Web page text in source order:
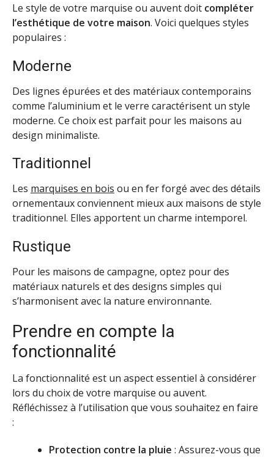
Le style de votre marquise ou auvent doit compléter
l’esthétique de votre maison. Voici quelques styles
populaires :
Moderne
Des lignes épurées et des matériaux contemporains
comme l’aluminium et le verre caractérisent un style
moderne. Ce choix est parfait pour les maisons au
design minimaliste.
Traditionnel
Les marquises en bois ou en fer forgé avec des détails
ornementaux conviennent mieux aux maisons de style
traditionnel. Elles apportent un charme intemporel.
Rustique
Pour les maisons de campagne, optez pour des
matériaux naturels et des designs simples qui
s’harmonisent avec la nature environnante.
Prendre en compte la
fonctionnalité
La fonctionnalité est un aspect essentiel à considérer
lors du choix de votre marquise ou auvent.
Réfléchissez à l’utilisation que vous souhaitez en faire
:
Protection contre la pluie : Assurez-vous que